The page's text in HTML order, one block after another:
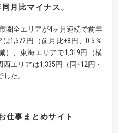
月比マイナス。
圏全エリアが4ヶ月連続で前年
1,572円（前月比+8円、0.5％
）、東海エリアで1,319円（横
エリアは1,335円（同+12円・
た。
仕事まとめサイト